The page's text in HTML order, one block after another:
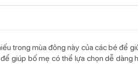
trong mùa đông này của các bé để
giúp bố mẹ có thể lựa chọn dễ dàng